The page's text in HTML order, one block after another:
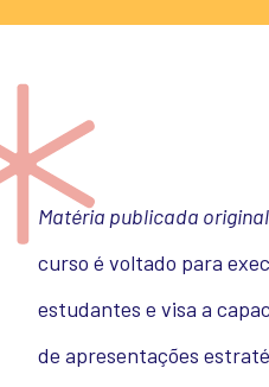
Matéria publicada
curso é voltado para
estudantes e visa a
de apresentações